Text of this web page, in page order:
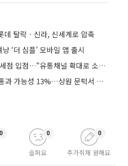
데 탈락ㆍ신라, 신세계로 압축
‘더 심플’ 모바일 앱 출시
휠라, 롯데·신라 주요 면세점 입점…“유통채널 확대로 소비자 접점 강화”
美 클래리티 법안 연내 통과 가능성 13%…상원 문턱서 제동
0
슬퍼요
0
추가취재 원해요
0